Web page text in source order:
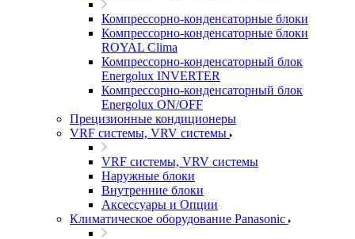
Компрессорно-конденсаторные блоки
Компрессорно-конденсаторные блоки
ROYAL Clima
Компрессорно-конденсаторный блок
Energolux INVERTER
Компрессорно-конденсаторный блок
Energolux ON/OFF
Прецизионные кондиционеры
VRF системы, VRV системы
VRF системы, VRV системы
Наружные блоки
Внутренние блоки
Аксессуары и Опции
Климатическое оборудование Panasonic